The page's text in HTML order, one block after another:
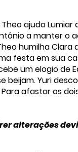
ajuda
a manter o
humilha Clara
festa em sua
um elogio de
beijam. Yuri
afastar os
alterações